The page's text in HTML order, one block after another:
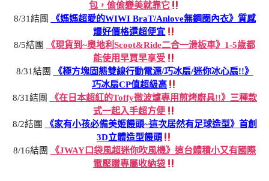
包，偷偷變美就靠它
8/31結團
《媽媽超愛的WIWI BraT/Anlove無鋼圈內衣》質感
爆好價格還超便宜
8/5結團
《現貨到~奧地利Scoot&Ride二合一滑板車》1-5歲都
能使用早買早享受
8/31結團
《極方塊固態雙線行動電源/巧冰扇/迷你冰心扇!!》
巧冰扇CP值超級高
8/31結團
《在日本超紅的Toffy微波爐專用煎烤廚具!!》三種款
式一起入手超方便
8/2結團
《家有小孩必備美姬饅頭~這次居然有足球造型》首創
3D立體造型饅頭
8/16結團
《JWAY口袋風超迷你吹風機》這台體積小又有國際
電壓贈專屬收納袋